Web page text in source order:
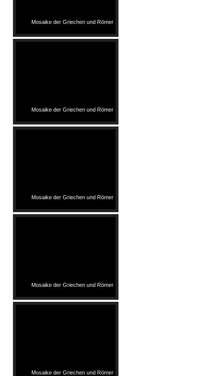
Mosaike der Griechen und Römer
Mosaike der Griechen und Römer
Mosaike der Griechen und Römer
Mosaike der Griechen und Römer
Mosaike der Griechen und Römer